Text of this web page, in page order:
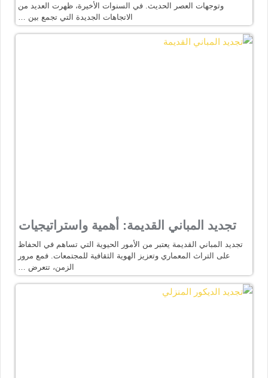
وتوجهات العصر الحديث. في السنوات الأخيرة، ظهرت العديد من
الاتجاهات الجديدة التي تجمع بين …
تجديد المباني القديمة: أهمية واستراتيجيات
تجديد المباني القديمة يعتبر من الأمور الحيوية التي تساهم في الحفاظ
على التراث المعماري وتعزيز الهوية الثقافية للمجتمعات. فمع مرور
الزمن، تتعرض …